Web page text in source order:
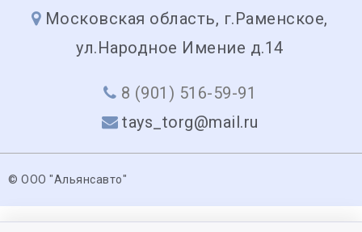
Московская область, г.Раменское,
ул.Народное Имение д.14
8 (901) 516-59-91
tays_torg@mail.ru
© ООО "Альянсавто"